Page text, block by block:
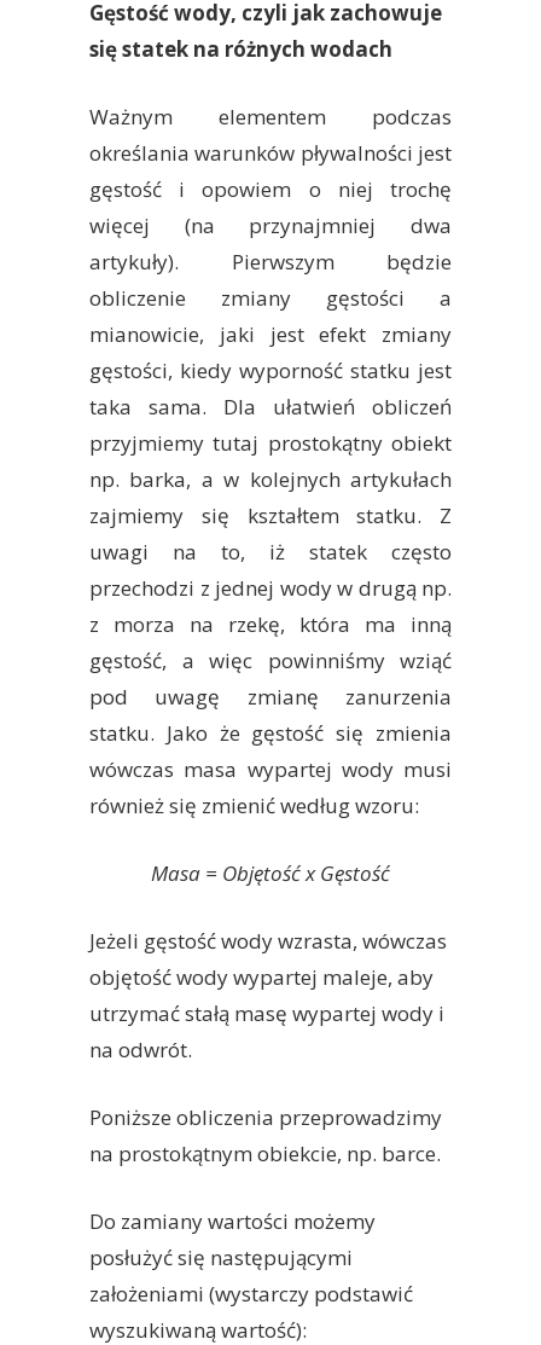
Gęstość wody, czyli jak zachowuje
się statek na różnych wodach
Ważnym elementem podczas
określania warunków pływalności jest
gęstość i opowiem o niej trochę
więcej (na przynajmniej dwa
artykuły). Pierwszym będzie
obliczenie zmiany gęstości a
mianowicie, jaki jest efekt zmiany
gęstości, kiedy wyporność statku jest
taka sama. Dla ułatwień obliczeń
przyjmiemy tutaj prostokątny obiekt
np. barka, a w kolejnych artykułach
zajmiemy się kształtem statku. Z
uwagi na to, iż statek często
przechodzi z jednej wody w drugą np.
z morza na rzekę, która ma inną
gęstość, a więc powinniśmy wziąć
pod uwagę zmianę zanurzenia
statku. Jako że gęstość się zmienia
wówczas masa wypartej wody musi
również się zmienić według wzoru:
Masa = Objętość x Gęstość
Jeżeli gęstość wody wzrasta, wówczas
objętość wody wypartej maleje, aby
utrzymać stałą masę wypartej wody i
na odwrót.
Poniższe obliczenia przeprowadzimy
na prostokątnym obiekcie, np. barce.
Do zamiany wartości możemy
posłużyć się następującymi
założeniami (wystarczy podstawić
wyszukiwaną wartość):